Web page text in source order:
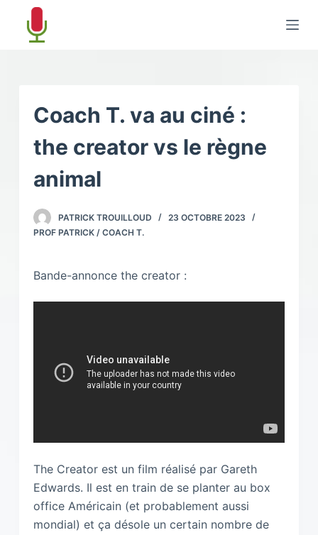
Coach T. va au ciné :
the creator vs le règne
animal
PATRICK TROUILLOUD
23 OCTOBRE 2023
PROF PATRICK / COACH T.
Bande-annonce the creator :
The Creator est un film réalisé par Gareth
Edwards. Il est en train de se planter au box
office Américain (et probablement aussi
mondial) et ça désole un certain nombre de